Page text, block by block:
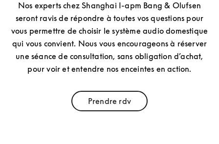
Nos experts chez Shanghai I-apm Bang & Olufsen
seront ravis de répondre à toutes vos questions pour
vous permettre de choisir le système audio domestique
qui vous convient. Nous vous encourageons à réserver
une séance de consultation, sans obligation d’achat,
pour voir et entendre nos enceintes en action.
Prendre rdv
Link Opens in New Tab